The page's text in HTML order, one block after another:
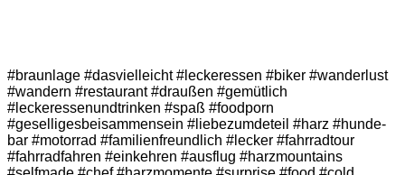
#braunlage #dasvielleicht #leckeressen #biker #wanderlust
#wandern #restaurant #draußen #gemütlich
#leckeressenundtrinken #spaß #foodporn
#geselligesbeisammensein #liebezumdeteil #harz #hunde-
bar #motorrad #familienfreundlich #lecker #fahrradtour
#fahrradfahren #einkehren #ausflug #harzmountains